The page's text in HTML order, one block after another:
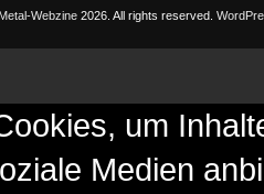
Webzine 2026. All rights reserved.
um
Medien